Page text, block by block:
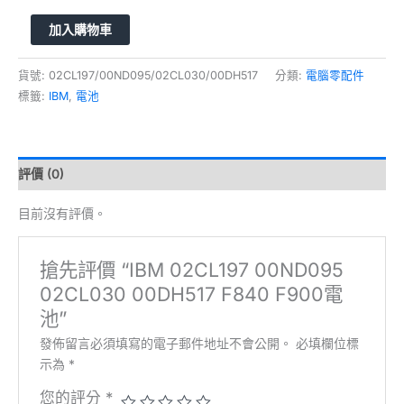
加入購物車
貨號: 02CL197/00ND095/02CL030/00DH517 分類: 電腦零配件
標籤: IBM 電池
評價 (0)
目前沒有評價。
搶先評價 “IBM 02CL197 00ND095
02CL030 00DH517 F840 F900電
池”
發佈留言必須填寫的電子郵件地址不會公開。 必填欄位標
示為 *
您的評分 *